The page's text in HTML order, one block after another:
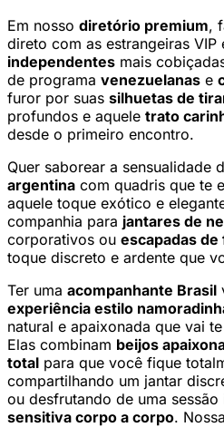
Em nosso diretório premium,
direto com as estrangeiras VIP
independentes mais
de programa venezuelanas e
furor por suas silhuetas de
profundos e aquele trato
desde o primeiro encontro.
Quer saborear a sensualidade
argentina com quadris que te
aquele toque exótico e
companhia para jantares de
corporativos ou escapadas de
toque discreto e ardente que
Ter uma acompanhante Brasil
experiência estilo
natural e apaixonada que vai
Elas combinam beijos
total para que você fique
compartilhando um jantar
ou desfrutando de uma sessão
sensitiva corpo a corpo.